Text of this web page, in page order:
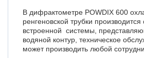
В дифрактометре POWDIX 600
ренгеновской трубки
встроенной системы,
водяной контур, техническое
может производить любой